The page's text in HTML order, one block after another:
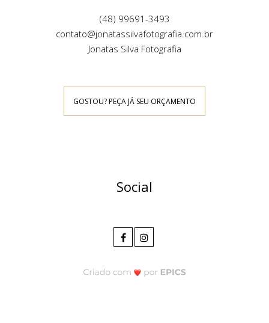
(48) 99691-3493
contato@jonatassilvafotografia.com.br
Jonatas Silva Fotografia
GOSTOU? PEÇA JÁ SEU ORÇAMENTO
Social